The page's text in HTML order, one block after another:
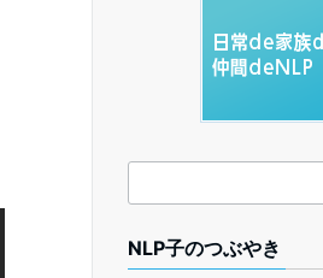
NLP子のつぶやき